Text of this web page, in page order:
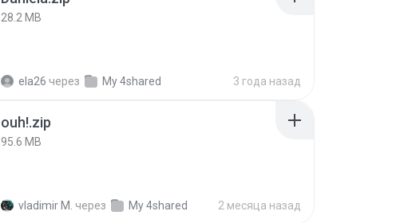
28.2 MB
ela26 через My 4shared 3 года назад
ouh!.zip
95.6 MB
vladimir M. через My 4shared 2 месяца назад